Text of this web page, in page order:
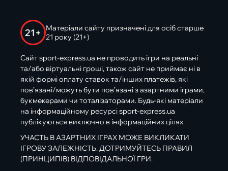
21+
Матеріали сайту призначені для осіб старше
21 року (21+)
Сайт sport-express.ua не проводить ігри на реальні
та/або віртуальні гроші, також сайт не приймає ні в
якій формі оплату ставок та/інших платежів, які
пов’язані/можуть бути пов’язані з азартними іграми,
букмекерами чи тоталізаторами. Будь-які матеріали
на інформаційному ресурсі sport-express.ua
публікуються виключно в інформаційних цілях.
УЧАСТЬ В АЗАРТНИХ ІГРАХ МОЖЕ ВИКЛИКАТИ
ІГРОВУ ЗАЛЕЖНІСТЬ. ДОТРИМУЙТЕСЬ ПРАВИЛ
(ПРИНЦИПІВ) ВІДПОВІДАЛЬНОЇ ГРИ.